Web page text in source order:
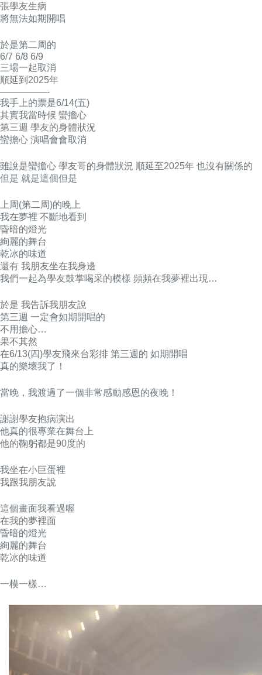
張學友生病
將無法如期開唱
於是第二周的
6/7 6/8 6/9
三場一起取消
順延到2025年
—————-
我手上的票是6/14(五)
其實我當時候 蠻擔心
第三週 學友的身體狀況
蠻擔心 演唱會會取消
雖說是蠻擔心 學友哥的身體狀況 順延至2025年 也沒有關係的
但是 就是這個但是
上周(第二周)的晚上
我在夢裡 不斷地看到
昏暗的燈光
絢麗的舞台
乾冰的味道
還有 我朋友坐在我身邊
我們一起為學友鼓掌喝采的模樣 頻頻在我夢裡出現…
於是 我告訴我朋友說
第三週 一定會如期開唱的
不用擔心…
果不其然
在6/13(四)學友飛來台彩排 第三週的 如期開唱
真的樂壞我了！
當晚，我渡過了一個非常感動感恩的夜晚！
謝謝學友抱病演出
他真的很專業在舞台上
他的鞠躬都是90度的
我坐在小巨蛋裡
我跟我朋友說
這個畫面我看過喔
在我的夢裡面
昏暗的燈光
絢麗的舞台
乾冰的味道
一模一樣…